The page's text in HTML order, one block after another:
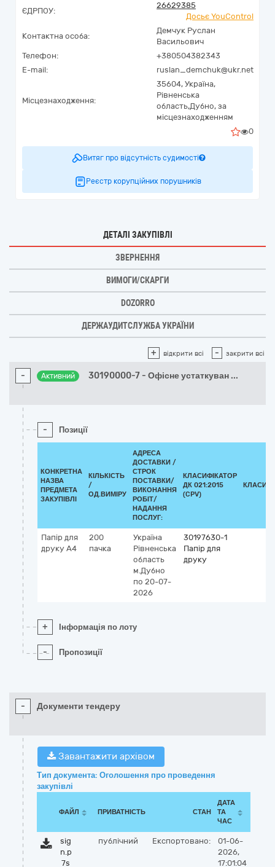
ЄДРПОУ:
26629385
Досьє YouControl
Контактна особа:
Демчук Руслан
Васильович
Телефон:
+380504382343
E-mail:
ruslan_demchuk@ukr.net
Місцезнаходження:
35604, Україна,
Рівненська
область,Дубно, за
місцезнаходженням
0
Витяг про відсутність судимості
Реєстр корупційних порушників
ДЕТАЛІ ЗАКУПІВЛІ
ЗВЕРНЕННЯ
ВИМОГИ/СКАРГИ
DOZORRO
ДЕРЖАУДИТСЛУЖБА УКРАЇНИ
+ відкрити всі - закрити всі
- Активний 30190000-7 - Офісне устаткуван ...
- Позиції
КОНКРЕТНА
НАЗВА
ПРЕДМЕТА
ЗАКУПІВЛІ
КІЛЬКІСТЬ
/
ОД.ВИМІРУ
АДРЕСА
ДОСТАВКИ /
СТРОК
ПОСТАВКИ/
ВИКОНАННЯ
РОБІТ/
НАДАННЯ
ПОСЛУГ:
КЛАСИФІКАТОР
ДК 021:2015
(CPV)
Папір для
друку А4
200
пачка
Україна
Рівненська
область
м.Дубно
по 20-07-
2026
30197630-1
Папір для
друку
+ Інформація по лоту
- Пропозиції
- Документи тендеру
Завантажити архівом
Тип документа: Оголошення про проведення
закупівлі
ФАЙЛ ПРИВАТНІСТЬ СТАН
ДАТА
ТА
ЧАС
sig
n.p
7s
публічний Експортовано:
01-06-
2026,
17:01:04